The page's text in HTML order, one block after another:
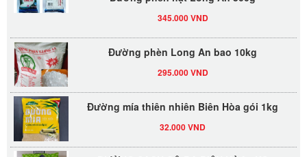
345.000 VND
Đường phèn Long An bao 10kg
295.000 VND
Đường mía thiên nhiên Biên Hòa gói 1kg
32.000 VND